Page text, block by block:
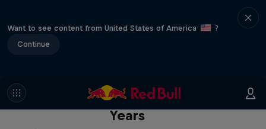
Want to see content from United States of America
?
Continue
Memories of CS:GO – The Early
Years